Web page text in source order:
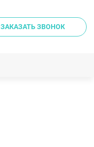
ЗАКАЗАТЬ ЗВОНОК